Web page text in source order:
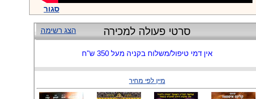
סגור
הצג רשימה סרטי פעולה למכירה
אין דמי טיפול/משלוח בקניה מעל 350 ש"ח
מיין לפי מחיר